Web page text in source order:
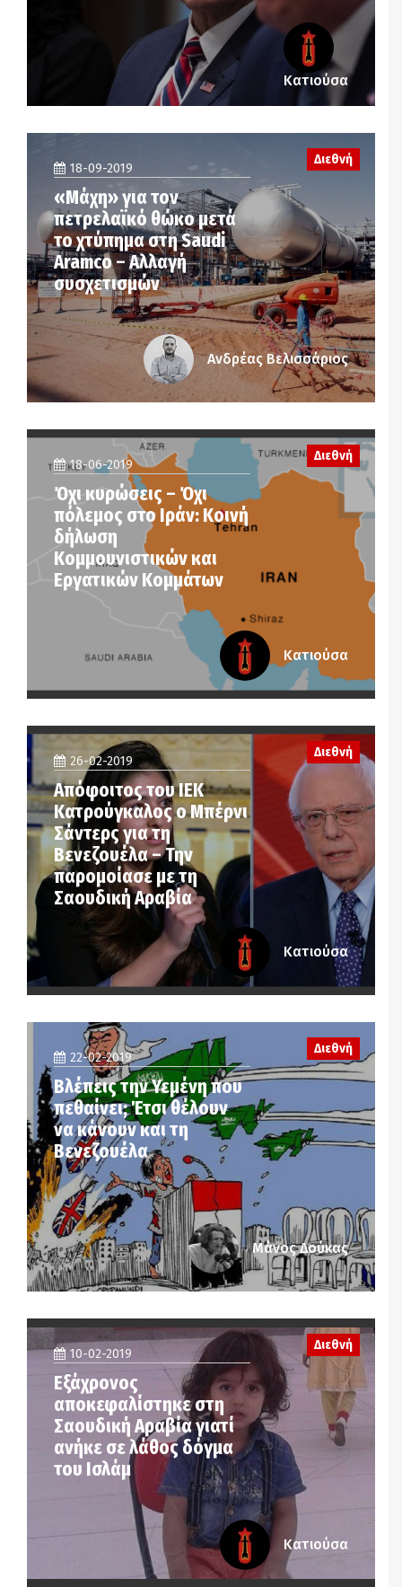
Κατιούσα
18-09-2019
«Μάχη» για τον
πετρελαϊκό θώκο μετά
το χτύπημα στη Saudi
Aramco – Αλλαγή
συσχετισμών
Διεθνή
Ανδρέας Βελισσάριος
18-06-2019
Όχι κυρώσεις – Όχι
πόλεμος στο Ιράν: Κοινή
δήλωση
Κομμουνιστικών και
Εργατικών Κομμάτων
Διεθνή
Κατιούσα
26-02-2019
Απόφοιτος του ΙΕΚ
Κατρούγκαλος ο Μπέρνι
Σάντερς για τη
Βενεζουέλα – Την
παρομοίασε με τη
Σαουδική Αραβία
Διεθνή
Κατιούσα
22-02-2019
Βλέπεις την Υεμένη που
πεθαίνει; Έτσι θέλουν
να κάνουν και τη
Βενεζουέλα
Διεθνή
Μάνος Δούκας
10-02-2019
Εξάχρονος
αποκεφαλίστηκε στη
Σαουδική Αραβία γιατί
ανήκε σε λάθος δόγμα
του Ισλάμ
Διεθνή
Κατιούσα